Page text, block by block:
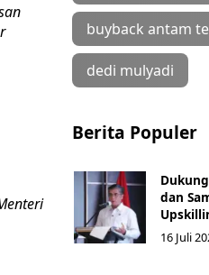
buyback antam
dedi mulyadi
Berita Populer
dan
16 Juli